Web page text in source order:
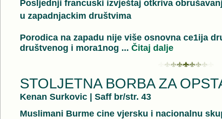
Posljednji francuski izvještaj otkriva
u zapadnjackim društvima
Porodica na zapadu nije više osnovna ce1ija
društvenog i mora1nog ... Čitaj dalje
STOLJETNA BORBA ZA
Kenan Surkovic
Saff br/str. 43
Muslimani Burme cine vjersku i nacionalnu